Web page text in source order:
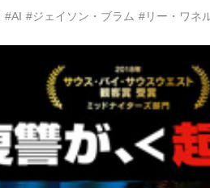
#AI #ジェイソン・ブラム #リー・ワネ